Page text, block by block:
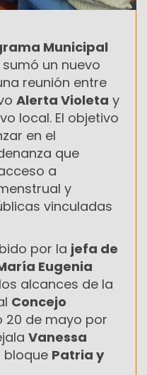
Municipal
sumó un nuevo
reunión entre
Alerta Violeta y
local. El objetivo
en el
que
a
y
vinculadas
por la jefa de
Eugenia
alcances de la
Concejo
20 de mayo por
Vanessa
bloque Patria y